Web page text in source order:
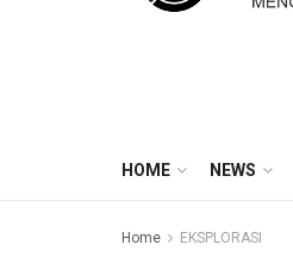
HOME NEWS
Home EKSPLORASI